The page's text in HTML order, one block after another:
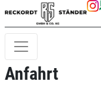
Anfahrt